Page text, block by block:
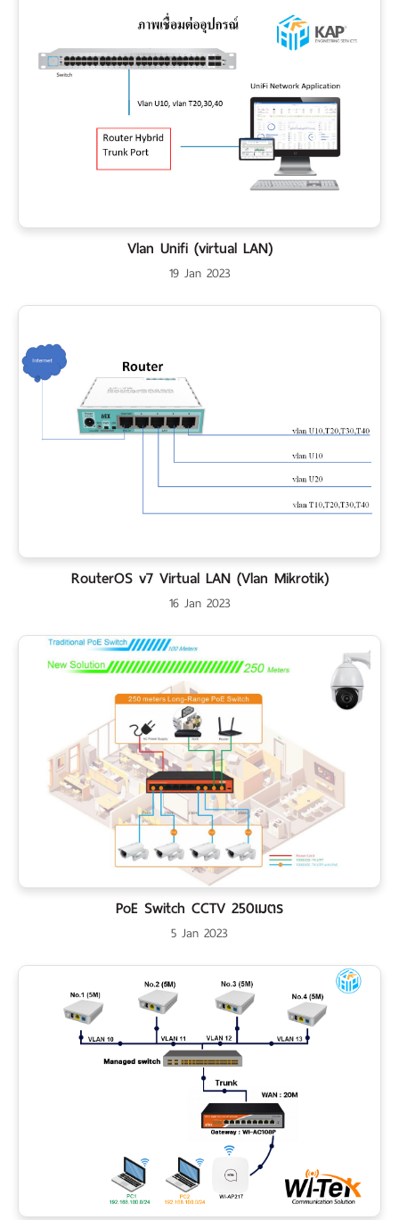
Vlan Unifi (virtual LAN)
19 Jan 2023
RouterOS v7 Virtual LAN (Vlan Mikrotik)
16 Jan 2023
PoE Switch CCTV 250เมตร
5 Jan 2023